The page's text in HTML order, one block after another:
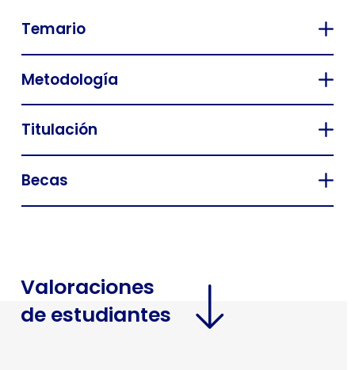
Temario
Metodología
Titulación
Becas
Valoraciones
de estudiantes